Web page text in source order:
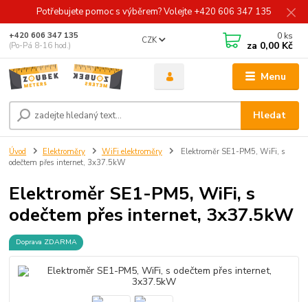
Potřebujete pomoc s výběrem? Volejte +420 606 347 135
Menu
CZK
Hledat
+420 606 347 135
(Po-Pá 8-16 hod.)
0 ks
za 0,00 Kč
Úvod Elektroměry WiFi elektroměry
Elektroměr SE1-PM5, WiFi, s
odečtem přes internet, 3x37.5kW
Elektroměr SE1-PM5, WiFi, s
odečtem přes internet, 3x37.5kW
Doprava ZDARMA